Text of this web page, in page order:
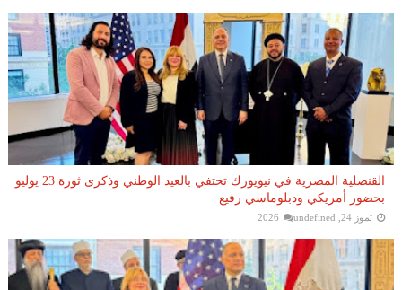
القنصلية المصرية في نيويورك تحتفي بالعيد الوطني وذكرى ثورة 23 يوليو
بحضور أمريكي ودبلوماسي رفيع
تموز 24, 2026 undefined